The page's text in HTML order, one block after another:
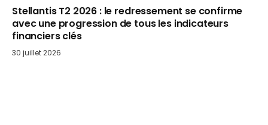
Stellantis T2 2026 : le redressement se confirme
avec une progression de tous les indicateurs
financiers clés
30 juillet 2026